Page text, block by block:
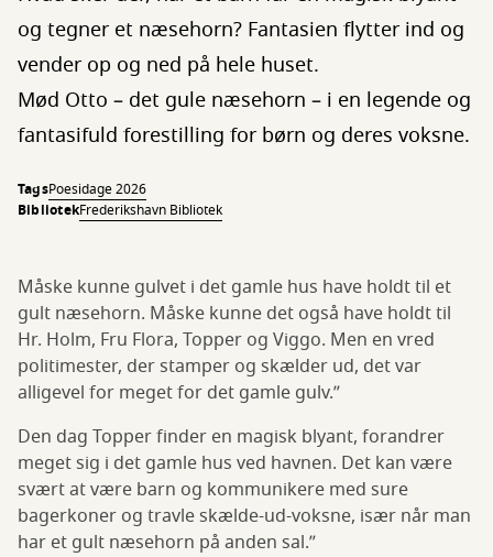
og tegner et næsehorn? Fantasien flytter ind og
vender op og ned på hele huset.
Mød Otto – det gule næsehorn – i en legende og
fantasifuld forestilling for børn og deres voksne.
TagsPoesidage 2026
BibliotekFrederikshavn Bibliotek
Måske kunne gulvet i det gamle hus have holdt til et
gult næsehorn. Måske kunne det også have holdt til
Hr. Holm, Fru Flora, Topper og Viggo. Men en vred
politimester, der stamper og skælder ud, det var
alligevel for meget for det gamle gulv.”
Den dag Topper finder en magisk blyant, forandrer
meget sig i det gamle hus ved havnen. Det kan være
svært at være barn og kommunikere med sure
bagerkoner og travle skælde-ud-voksne, især når man
har et gult næsehorn på anden sal.”